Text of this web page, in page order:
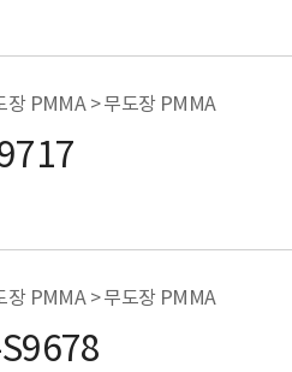
장 PMMA > 무도장 PMMA
장 PMMA > 무도장 PMMA